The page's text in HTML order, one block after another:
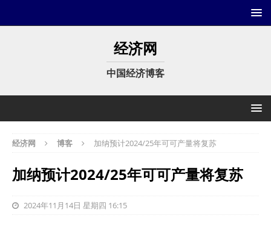
经济网
中国经济博客
经济网 博客 加纳预计2024/25年可可产量将复苏
加纳预计2024/25年可可产量将复苏
2024年11月14日 星期四 16:15